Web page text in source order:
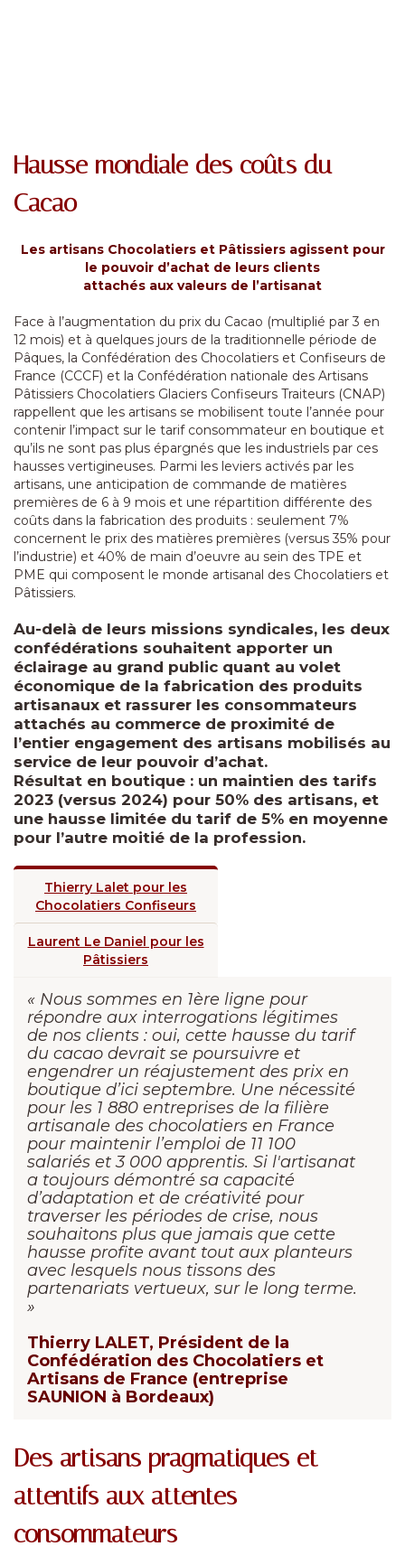
Hausse mondiale des coûts du
Cacao
Les artisans Chocolatiers et Pâtissiers agissent pour
le pouvoir d’achat de leurs clients
attachés aux valeurs de l’artisanat
Face à l’augmentation du prix du Cacao (multiplié par 3 en
12 mois) et à quelques jours de la traditionnelle période de
Pâques, la Confédération des Chocolatiers et Confiseurs de
France (CCCF) et la Confédération nationale des Artisans
Pâtissiers Chocolatiers Glaciers Confiseurs Traiteurs (CNAP)
rappellent que les artisans se mobilisent toute l’année pour
contenir l’impact sur le tarif consommateur en boutique et
qu’ils ne sont pas plus épargnés que les industriels par ces
hausses vertigineuses. Parmi les leviers activés par les
artisans, une anticipation de commande de matières
premières de 6 à 9 mois et une répartition différente des
coûts dans la fabrication des produits : seulement 7%
concernent le prix des matières premières (versus 35% pour
l’industrie) et 40% de main d’oeuvre au sein des TPE et
PME qui composent le monde artisanal des Chocolatiers et
Pâtissiers.
Au-delà de leurs missions syndicales, les deux
confédérations souhaitent apporter un
éclairage au grand public quant au volet
économique de la fabrication des produits
artisanaux et rassurer les consommateurs
attachés au commerce de proximité de
l’entier engagement des artisans mobilisés au
service de leur pouvoir d’achat.
Résultat en boutique : un maintien des tarifs
2023 (versus 2024) pour 50% des artisans, et
une hausse limitée du tarif de 5% en moyenne
pour l’autre moitié de la profession.
Thierry Lalet pour les
Chocolatiers Confiseurs
Laurent Le Daniel pour les
Pâtissiers
« Nous sommes en 1ère ligne pour
répondre aux interrogations légitimes
de nos clients : oui, cette hausse du tarif
du cacao devrait se poursuivre et
engendrer un réajustement des prix en
boutique d’ici septembre. Une nécessité
pour les 1 880 entreprises de la filière
artisanale des chocolatiers en France
pour maintenir l’emploi de 11 100
salariés et 3 000 apprentis. Si l'artisanat
a toujours démontré sa capacité
d’adaptation et de créativité pour
traverser les périodes de crise, nous
souhaitons plus que jamais que cette
hausse profite avant tout aux planteurs
avec lesquels nous tissons des
partenariats vertueux, sur le long terme.
»
Thierry LALET, Président de la
Confédération des Chocolatiers et
Artisans de France (entreprise
SAUNION à Bordeaux)
Des artisans pragmatiques et
attentifs aux attentes
consommateurs